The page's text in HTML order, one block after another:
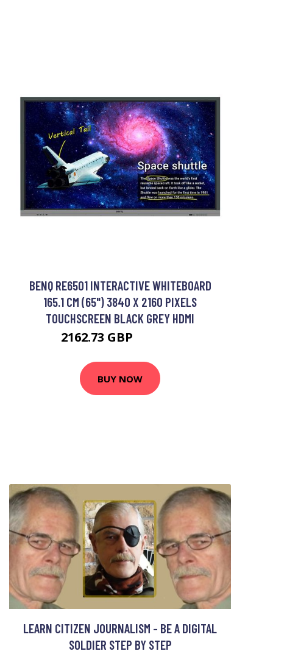
BENQ RE6501 INTERACTIVE WHITEBOARD
165.1 CM (65") 3840 X 2160 PIXELS
TOUCHSCREEN BLACK GREY HDMI
2162.73 GBP
BUY NOW
LEARN CITIZEN JOURNALISM - BE A DIGITAL
SOLDIER STEP BY STEP